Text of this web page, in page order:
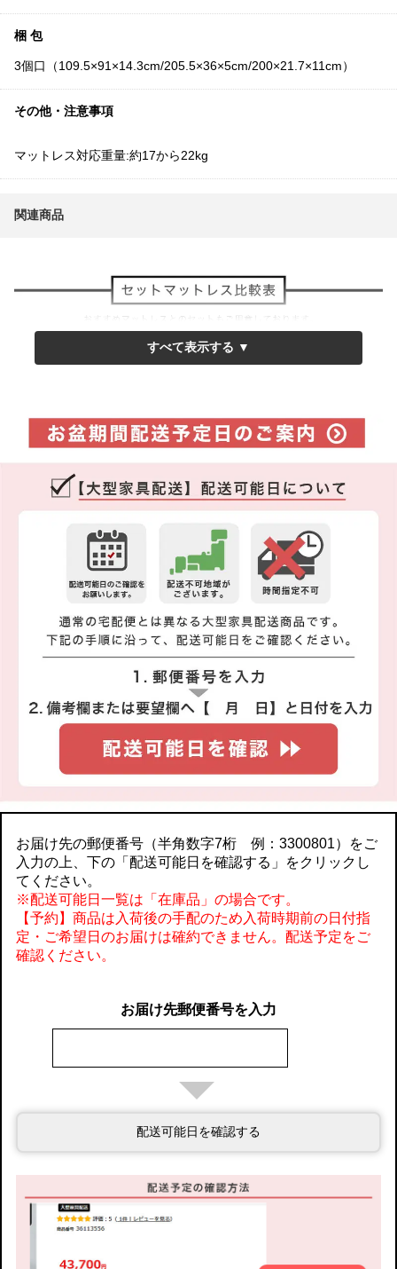
梱 包
3個口（109.5×91×14.3cm/205.5×36×5cm/200×21.7×11cm）
その他・注意事項
マットレス対応重量:約17から22kg
関連商品
ベッドフレーム単品
nerucoZマットレス付（やや硬め） セミシングル シングル
バリューマットレス付（ふつう）
セミシングル シングル セミダブル
Fuwafukaマットレス(やわらかめ)
セミダブル
お届け先の郵便番号（半角数字7桁 例：3300801）をご
入力の上、下の「配送可能日を確認する」をクリックし
てください。
※配送可能日一覧は「在庫品」の場合です。
【予約】商品は入荷後の手配のため入荷時期前の日付指
定・ご希望日のお届けは確約できません。配送予定をご
確認ください。
お届け先郵便番号を入力
配送可能日を確認する